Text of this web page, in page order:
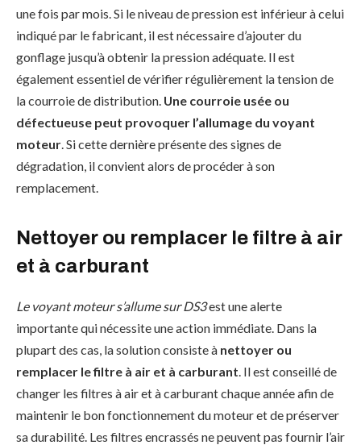
une fois par mois. Si le niveau de pression est inférieur à celui
indiqué par le fabricant, il est nécessaire d’ajouter du
gonflage jusqu’à obtenir la pression adéquate. Il est
également essentiel de vérifier régulièrement la tension de
la courroie de distribution. Une courroie usée ou
défectueuse peut provoquer l’allumage du voyant
moteur . Si cette dernière présente des signes de
dégradation, il convient alors de procéder à son
remplacement.
Nettoyer ou remplacer le filtre à air
et à carburant
Le voyant moteur s’allume sur DS3est une alerte
importante qui nécessite une action immédiate. Dans la
plupart des cas, la solution consiste à nettoyer ou
remplacer le filtre à air et à carburant. Il est conseillé de
changer les filtres à air et à carburant chaque année afin de
maintenir le bon fonctionnement du moteur et de préserver
sa durabilité. Les filtres encrassés ne peuvent pas fournir l’air